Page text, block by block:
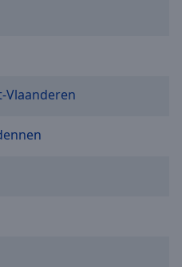
Vlaanderen